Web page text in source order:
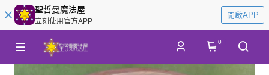
聖哲曼魔法屋
立刻使用官方APP
開啟APP
0